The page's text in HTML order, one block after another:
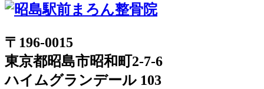
〒196-0015
東京都昭島市昭和町2-7-6
ハイムグランデール 103